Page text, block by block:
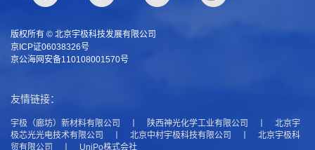
版权所有 © 北京宇极科技发展有限公司
京ICP证06038326号
京公海网安备110108001570号
友情链接：
宇极（廊坊）新材料有限公司 陕西神光化学工业有限公司
北京宇
极芯光光电技术有限公司
北京中村宇极科技有限公司
北京宇极科
贸有限公司
UniPo株式会社